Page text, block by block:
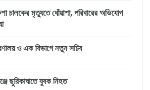
চালকের মৃত্যুতে ধোঁয়াশা, পরিবারের অভিযোগ
ও এক বিভাগে নতুন সচিব
ছুরিকাঘাতে যুবক নিহত